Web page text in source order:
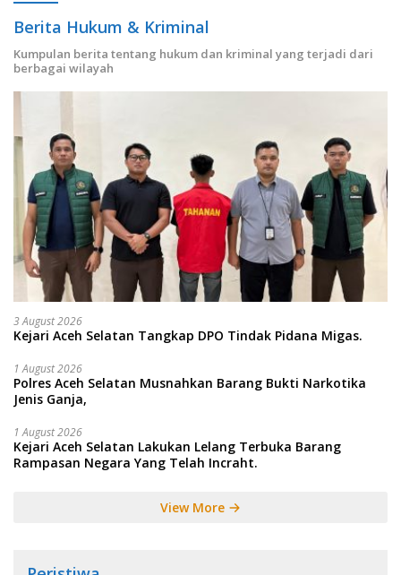
Berita Hukum & Kriminal
Kumpulan berita tentang hukum dan kriminal yang terjadi dari
berbagai wilayah
3 August 2026
Kejari Aceh Selatan Tangkap DPO Tindak Pidana Migas.
1 August 2026
Polres Aceh Selatan Musnahkan Barang Bukti Narkotika
Jenis Ganja,
1 August 2026
Kejari Aceh Selatan Lakukan Lelang Terbuka Barang
Rampasan Negara Yang Telah Incraht.
View More